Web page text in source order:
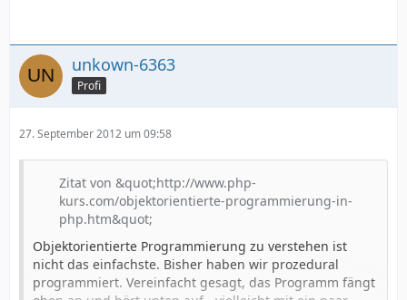
unkown-6363
Profi
27. September 2012 um 09:58
Zitat von &quot;http://www.php-
kurs.com/objektorientierte-programmierung-in-
php.htm&quot;
Objektorientierte Programmierung zu verstehen ist
nicht das einfachste. Bisher haben wir prozedural
programmiert. Vereinfacht gesagt, das Programm fängt